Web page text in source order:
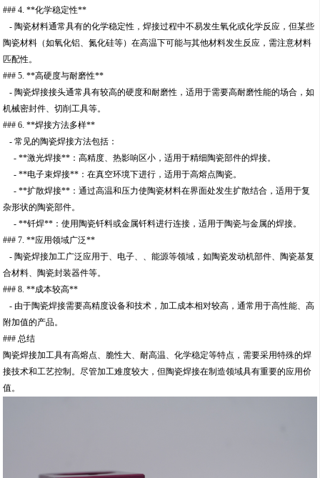
### 4. **化学稳定性**
- 陶瓷材料通常具有的化学稳定性，焊接过程中不易发生氧化或化学反应，但某些
陶瓷材料（如氧化铝、氮化硅等）在高温下可能与其他材料发生反应，需注意材料
匹配性。
### 5. **高硬度与耐磨性**
- 陶瓷焊接接头通常具有较高的硬度和耐磨性，适用于需要高耐磨性能的场合，如
机械密封件、切削工具等。
### 6. **焊接方法多样**
- 常见的陶瓷焊接方法包括：
- **激光焊接**：高精度、热影响区小，适用于精细陶瓷部件的焊接。
- **电子束焊接**：在真空环境下进行，适用于高熔点陶瓷。
- **扩散焊接**：通过高温和压力使陶瓷材料在界面处发生扩散结合，适用于复
杂形状的陶瓷部件。
- **钎焊**：使用陶瓷钎料或金属钎料进行连接，适用于陶瓷与金属的焊接。
### 7. **应用领域广泛**
- 陶瓷焊接加工广泛应用于、电子、、能源等领域，如陶瓷发动机部件、陶瓷基复
合材料、陶瓷封装器件等。
### 8. **成本较高**
- 由于陶瓷焊接需要高精度设备和技术，加工成本相对较高，通常用于高性能、高
附加值的产品。
### 总结
陶瓷焊接加工具有高熔点、脆性大、耐高温、化学稳定等特点，需要采用特殊的焊
接技术和工艺控制。尽管加工难度较大，但陶瓷焊接在制造领域具有重要的应用价
值。